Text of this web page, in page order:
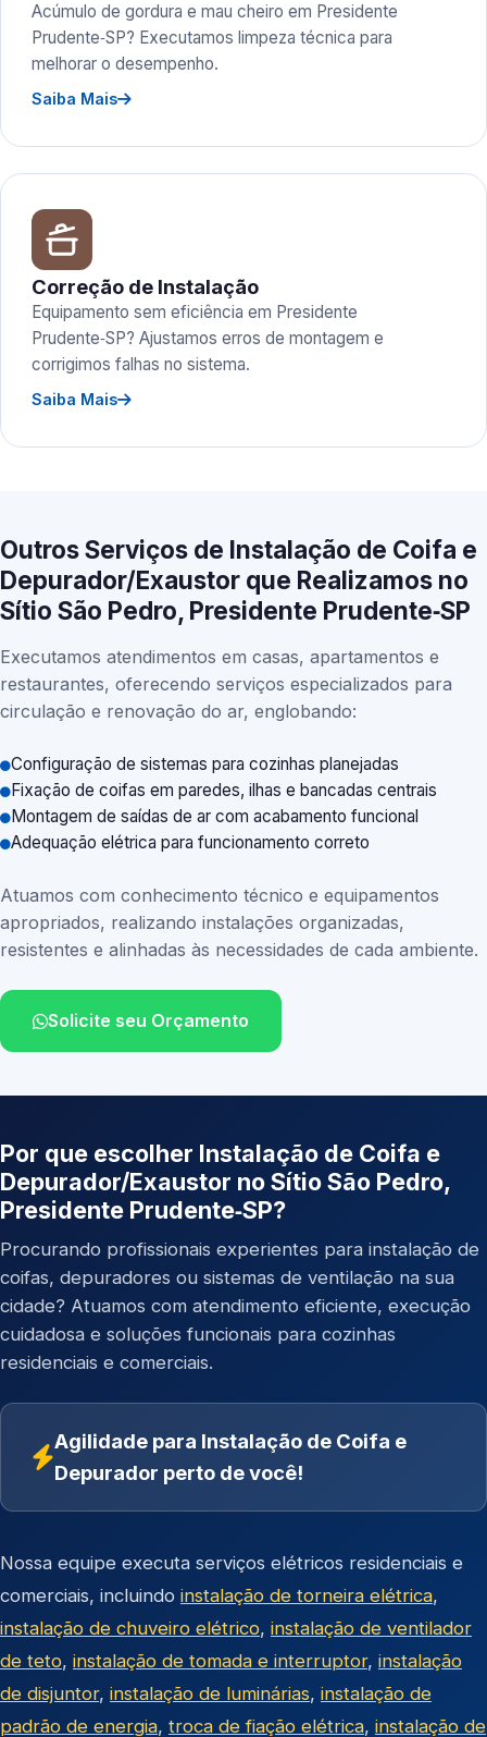
Acúmulo de gordura e mau cheiro em Presidente
Prudente‑SP? Executamos limpeza técnica para
melhorar o desempenho.
Saiba Mais
Correção de Instalação
Equipamento sem eficiência em Presidente
Prudente‑SP? Ajustamos erros de montagem e
corrigimos falhas no sistema.
Saiba Mais
Outros Serviços de Instalação de Coifa e
Depurador/Exaustor que Realizamos no
Sítio São Pedro, Presidente Prudente‑SP
Executamos atendimentos em casas, apartamentos e
restaurantes, oferecendo serviços especializados para
circulação e renovação do ar, englobando:
Configuração de sistemas para cozinhas planejadas
Fixação de coifas em paredes, ilhas e bancadas centrais
Montagem de saídas de ar com acabamento funcional
Adequação elétrica para funcionamento correto
Atuamos com conhecimento técnico e equipamentos
apropriados, realizando instalações organizadas,
resistentes e alinhadas às necessidades de cada ambiente.
Solicite seu Orçamento
Por que escolher Instalação de Coifa e
Depurador/Exaustor no Sítio São Pedro,
Presidente Prudente‑SP?
Procurando profissionais experientes para instalação de
coifas, depuradores ou sistemas de ventilação na sua
cidade? Atuamos com atendimento eficiente, execução
cuidadosa e soluções funcionais para cozinhas
residenciais e comerciais.
Agilidade para Instalação de Coifa e
Depurador perto de você!
Nossa equipe executa serviços elétricos residenciais e
comerciais, incluindo instalação de torneira elétrica,
instalação de chuveiro elétrico, instalação de ventilador
de teto, instalação de tomada e interruptor, instalação
de disjuntor, instalação de luminárias, instalação de
padrão de energia, troca de fiação elétrica, instalação de